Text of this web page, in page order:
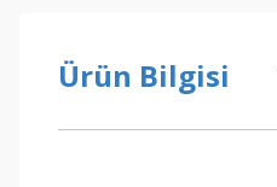
Ürün Bilgisi